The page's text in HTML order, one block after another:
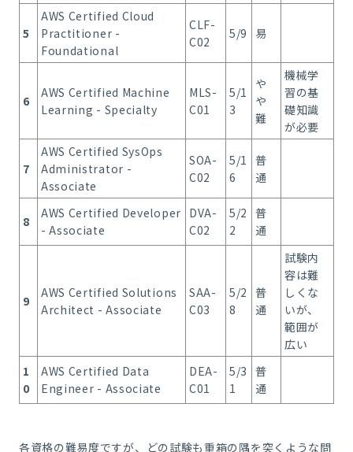
5
AWS Certified Cloud
Practitioner -
Foundational
CLF-
C02
5/9 易
6
AWS Certified Machine
Learning - Specialty
MLS-
C01
5/1
3
や
や
難
機械学
習の基
礎知識
が必要
7
AWS Certified SysOps
Administrator -
Associate
SOA-
C02
5/1
6
普
通
8
AWS Certified Developer
- Associate
DVA-
C02
5/2
2
普
通
9
AWS Certified Solutions
Architect - Associate
SAA-
C03
5/2
8
普
通
試験内
容は難
しくな
いが、
範囲が
広い
1
0
AWS Certified Data
Engineer - Associate
DEA-
C01
5/3
1
普
通
各資格の難易度ですが、どの試験も重箱の隅を突くような問